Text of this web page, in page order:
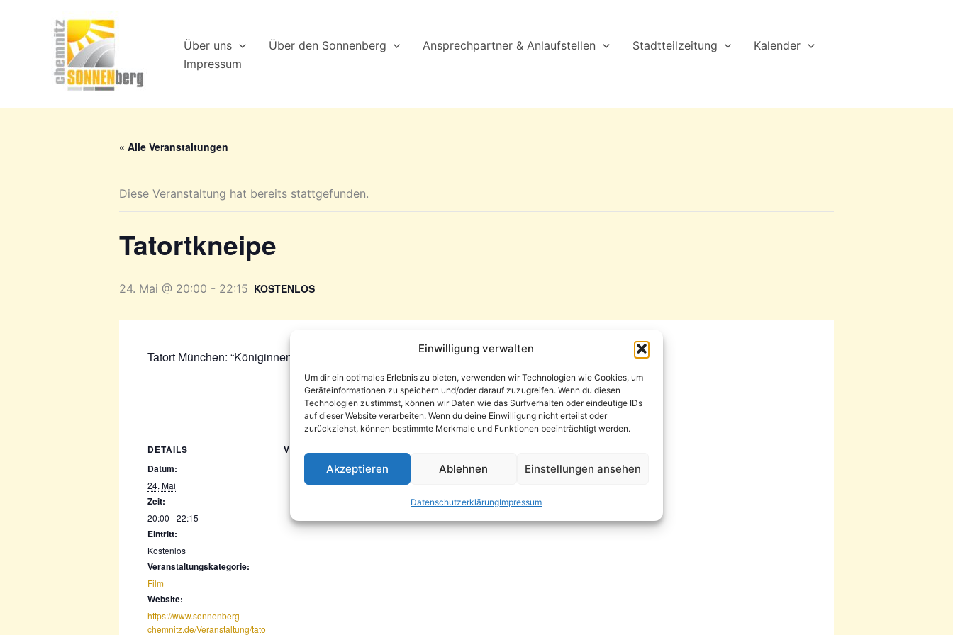
Einwilligung verwalten
Um dir ein optimales Erlebnis zu bieten, verwenden wir Technologien wie Cookies, um
Geräteinformationen zu speichern und/oder darauf zuzugreifen. Wenn du diesen
Technologien zustimmst, können wir Daten wie das Surfverhalten oder eindeutige IDs
auf dieser Website verarbeiten. Wenn du deine Einwilligung nicht erteilst oder
zurückziehst, können bestimmte Merkmale und Funktionen beeinträchtigt werden.
Akzeptieren Ablehnen Einstellungen ansehen
DatenschutzerklärungImpressum
Über uns Über den Sonnenberg Ansprechpartner & Anlaufstellen Stadtteilzeitung
Kalender
Impressum
« Alle Veranstaltungen
Diese Veranstaltung hat bereits stattgefunden.
Tatortkneipe
24. Mai @ 20:00 - 22:15 KOSTENLOS
Tatort München: “Königinnen” mit Batic & Leitmayr
Zum Kalender hinzufügen
DETAILS
Datum:
24. Mai
Zeit:
20:00 - 22:15
Eintritt:
Kostenlos
Veranstaltungskategorie:
Film
Website:
https://www.sonnenberg-
chemnitz.de/Veranstaltung/tato
VERANSTALTUNGSORT
Sonnenberg Kalender